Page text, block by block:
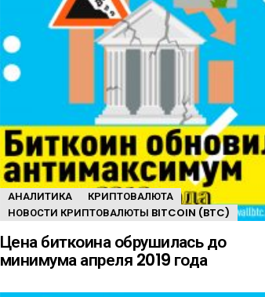
АНАЛИТИКА
КРИПТОВАЛЮТА
НОВОСТИ КРИПТОВАЛЮТЫ BITCOIN (BTC)
Цена биткоина обрушилась до
минимума апреля 2019 года